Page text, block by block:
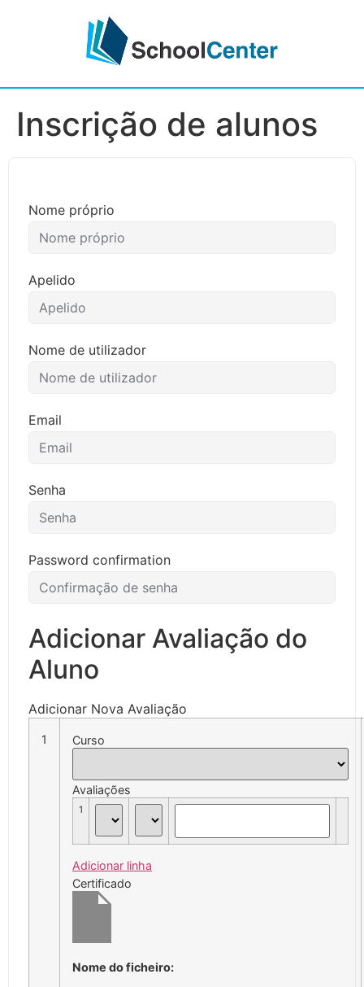
Inscrição de alunos
Nome próprio
Apelido
Nome de utilizador
Email
Senha
Password confirmation
Adicionar Avaliação do
Aluno
Adicionar Nova Avaliação
1 Curso
Avaliações
1
Adicionar linha
Certificado
Nome do ficheiro: